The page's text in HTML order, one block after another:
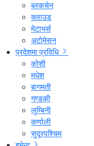
ब्लकचेन
क्लाउड
मेटाभर्स
अटोमेसन
प्रदेशमा प्रविधि
कोशी
मधेश
बागमती
गण्डकी
लुम्बिनी
कर्णाली
सुदूरपश्चिम